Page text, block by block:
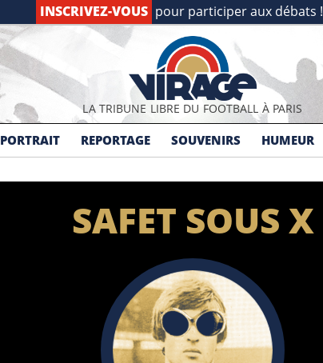
INSCRIVEZ-VOUS pour participer aux débats !
LA TRIBUNE LIBRE DU FOOTBALL À PARIS
PORTRAIT REPORTAGE SOUVENIRS HUMEUR
SAFET SOUS X